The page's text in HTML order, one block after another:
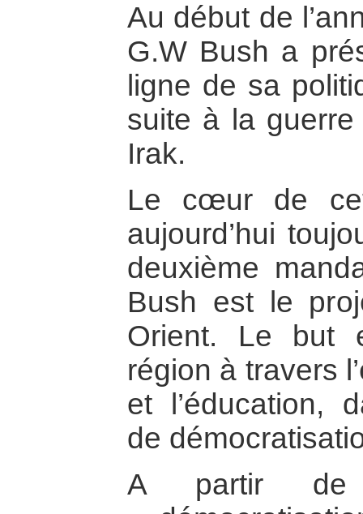
Au début de
G.W Bush a
ligne de sa
suite à la
Irak.
Le cœur de
aujourd’hui
deuxième
Bush est le
Orient. Le but
région à travers
et l’éducation,
de
A partir